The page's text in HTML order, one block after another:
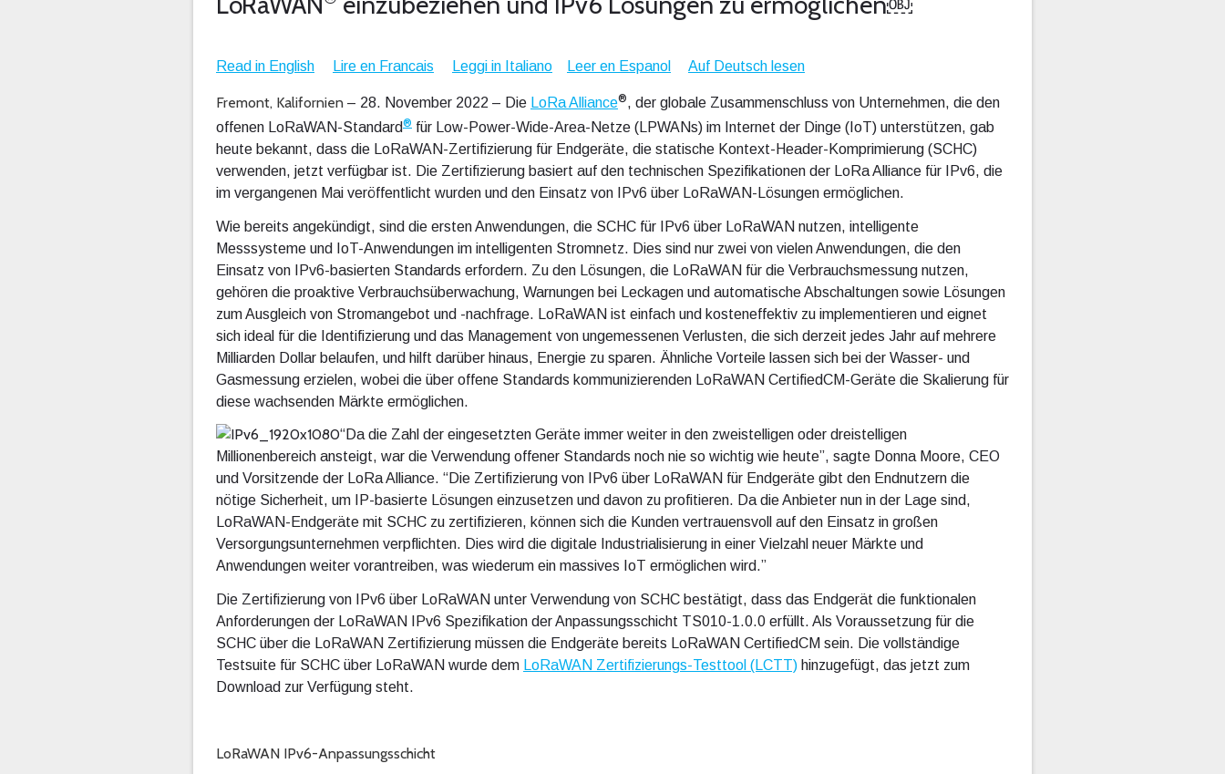
Read in English Lire en Francais Leggi in Italiano Leer en Espanol Auf Deutsch lesen
Fremont, Kalifornien – 28. November 2022 – Die LoRa Alliance®, der globale Zusammenschluss von Unternehmen, die den
offenen LoRaWAN-Standard® für Low-Power-Wide-Area-Netze (LPWANs) im Internet der Dinge (IoT) unterstützen, gab
heute bekannt, dass die LoRaWAN-Zertifizierung für Endgeräte, die statische Kontext-Header-Komprimierung (SCHC)
verwenden, jetzt verfügbar ist. Die Zertifizierung basiert auf den technischen Spezifikationen der LoRa Alliance für IPv6, die
im vergangenen Mai veröffentlicht wurden und den Einsatz von IPv6 über LoRaWAN-Lösungen ermöglichen.
Wie bereits angekündigt, sind die ersten Anwendungen, die SCHC für IPv6 über LoRaWAN nutzen, intelligente
Messsysteme und IoT-Anwendungen im intelligenten Stromnetz. Dies sind nur zwei von vielen Anwendungen, die den
Einsatz von IPv6-basierten Standards erfordern. Zu den Lösungen, die LoRaWAN für die Verbrauchsmessung nutzen,
gehören die proaktive Verbrauchsüberwachung, Warnungen bei Leckagen und automatische Abschaltungen sowie Lösungen
zum Ausgleich von Stromangebot und -nachfrage. LoRaWAN ist einfach und kosteneffektiv zu implementieren und eignet
sich ideal für die Identifizierung und das Management von ungemessenen Verlusten, die sich derzeit jedes Jahr auf mehrere
Milliarden Dollar belaufen, und hilft darüber hinaus, Energie zu sparen. Ähnliche Vorteile lassen sich bei der Wasser- und
Gasmessung erzielen, wobei die über offene Standards kommunizierenden LoRaWAN CertifiedCM-Geräte die Skalierung für
diese wachsenden Märkte ermöglichen.
“Da die Zahl der eingesetzten Geräte immer weiter in den zweistelligen oder dreistelligen
Millionenbereich ansteigt, war die Verwendung offener Standards noch nie so wichtig wie heute”, sagte Donna Moore, CEO
und Vorsitzende der LoRa Alliance. “Die Zertifizierung von IPv6 über LoRaWAN für Endgeräte gibt den Endnutzern die
nötige Sicherheit, um IP-basierte Lösungen einzusetzen und davon zu profitieren. Da die Anbieter nun in der Lage sind,
LoRaWAN-Endgeräte mit SCHC zu zertifizieren, können sich die Kunden vertrauensvoll auf den Einsatz in großen
Versorgungsunternehmen verpflichten. Dies wird die digitale Industrialisierung in einer Vielzahl neuer Märkte und
Anwendungen weiter vorantreiben, was wiederum ein massives IoT ermöglichen wird.”
Die Zertifizierung von IPv6 über LoRaWAN unter Verwendung von SCHC bestätigt, dass das Endgerät die funktionalen
Anforderungen der LoRaWAN IPv6 Spezifikation der Anpassungsschicht TS010-1.0.0 erfüllt. Als Voraussetzung für die
SCHC über die LoRaWAN Zertifizierung müssen die Endgeräte bereits LoRaWAN CertifiedCM sein. Die vollständige
Testsuite für SCHC über LoRaWAN wurde dem LoRaWAN Zertifizierungs-Testtool (LCTT) hinzugefügt, das jetzt zum
Download zur Verfügung steht.
LoRaWAN IPv6-Anpassungsschicht